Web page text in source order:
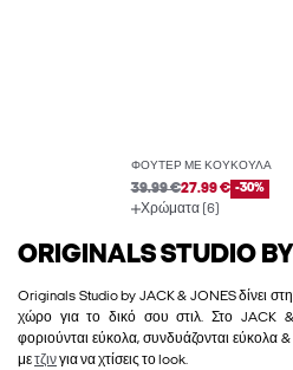
ΦΟΎΤΕΡ ΜΕ ΚΟΥΚΟΎΛΑ
39.99 €27.99 € -30%
Χρώματα (6)
ORIGINALS STUDIO
Originals Studio by JACK & JONES δίνει
χώρο για το δικό σου στιλ. Στο JACK
φοριούνται εύκολα, συνδυάζονται εύκολα &
μετζινγια να χτίσεις το look.